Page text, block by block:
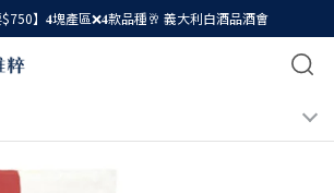
$750】𝟒塊產區❌𝟒款品種🥂 義大利白酒品酒會